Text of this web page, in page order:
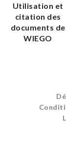
Utilisation et
citation des
documents de
WIEGO